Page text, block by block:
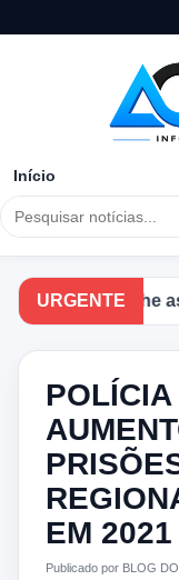
Início
URGENTE
Acompanhe as
EM 2021
Publicado por BLOG